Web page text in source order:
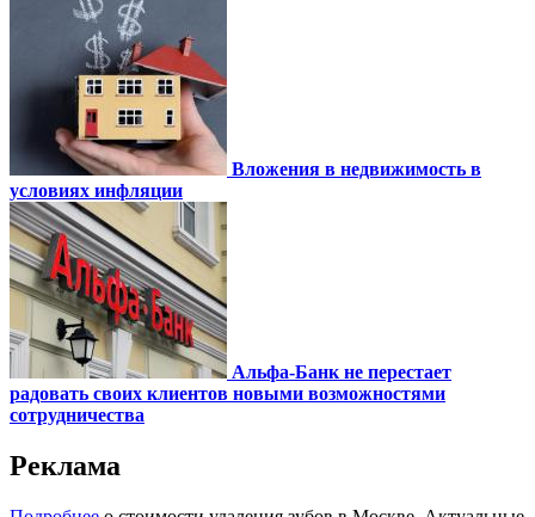
Вложения в недвижимость в
условиях инфляции
Альфа-Банк не перестает
радовать своих клиентов новыми возможностями
сотрудничества
Реклама